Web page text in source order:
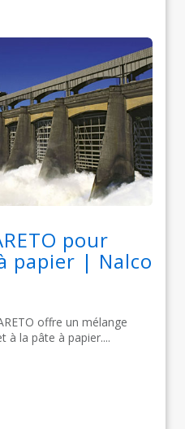
pour
papier | Nalco
offre un mélange
à la pâte à papier....